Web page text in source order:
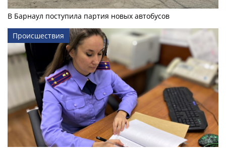
В Барнаул поступила партия новых автобусов
Происшествия